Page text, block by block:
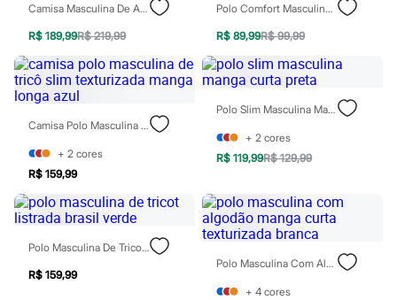
Patrulha Canina
Sonic
Stitch
Beleza
Kits
Perfumes árabes
Novidades
Cabelos
Escovas e Pentes
Finalizadores
Tratamento
Cuidados com o corpo
Protetor solar
Tratamento
Cuidados com o rosto
Camisa Masculina De Algodão Texturizada Bege
R$ 189,99R$ 219,99
Polo Comfort Masculina Texturizada Verde
R$ 89,99R$ 99,99
Camisa Polo Masculina De Tricô Slim Texturizada Manga Longa Azul
+ 2 cores
R$ 159,99
Polo Slim Masculina Manga Curta Preta
+ 2 cores
R$ 119,99R$ 129,99
Polo Masculina De Tricot Listrada Brasil Verde
R$ 159,99
Polo Masculina Com Algodão Manga Curta Texturizada Branca
+ 4 cores